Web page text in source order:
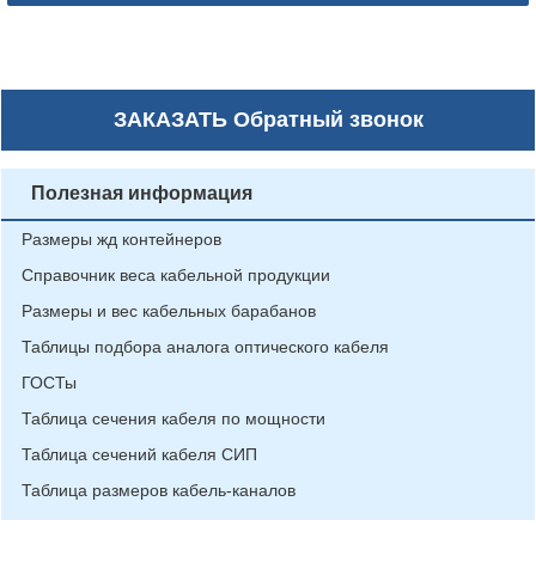
ЗАКАЗАТЬОбратный звонок
Полезная информация
Размеры жд контейнеров
Справочник веса кабельной продукции
Размеры и вес кабельных барабанов
Таблицы подбора аналога оптического кабеля
ГОСТы
Таблица сечения кабеля по мощности
Таблица сечений кабеля СИП
Таблица размеров кабель-каналов